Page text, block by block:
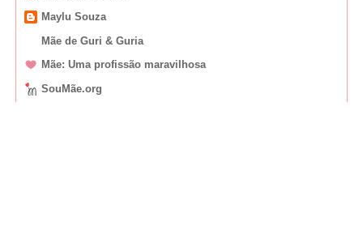
Maylu Souza
Mãe de Guri & Guria
Mãe: Uma profissão maravilhosa
SouMãe.org